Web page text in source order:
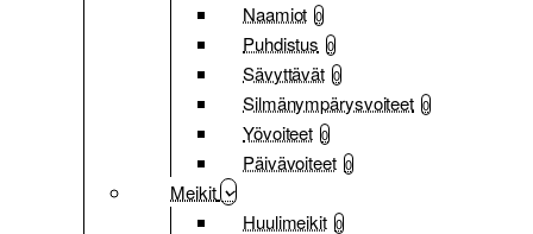
Naamiot 0
Puhdistus 0
Sävyttävät 0
Silmänympärysvoiteet 0
Yövoiteet 0
Päivävoiteet 0
Meikit
Huulimeikit 0